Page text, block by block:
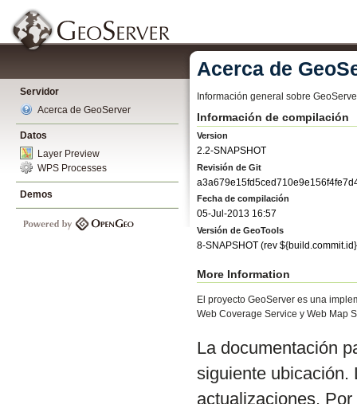
Servidor
Acerca de GeoServer
Datos
Layer Preview
WPS Processes
Demos
Acerca de
Información general sobre
Información de compilación
Version
2.2-SNAPSHOT
Revisión de Git
Fecha de compilación
05-Jul-2013 16:57
Versión de GeoTools
8-SNAPSHOT (rev ${build.commit.id}
More Information
El proyecto GeoServer es una
Web Coverage Service y Web Map
La documentación
siguiente ubicación.
actualizaciones.